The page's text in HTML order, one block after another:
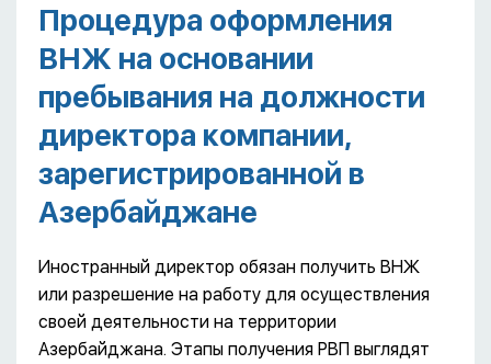
Процедура оформления
ВНЖ на основании
пребывания на должности
директора компании,
зарегистрированной в
Азербайджане
Иностранный директор обязан получить ВНЖ
или разрешение на работу для осуществления
своей деятельности на территории
Азербайджана. Этапы получения РВП выглядят